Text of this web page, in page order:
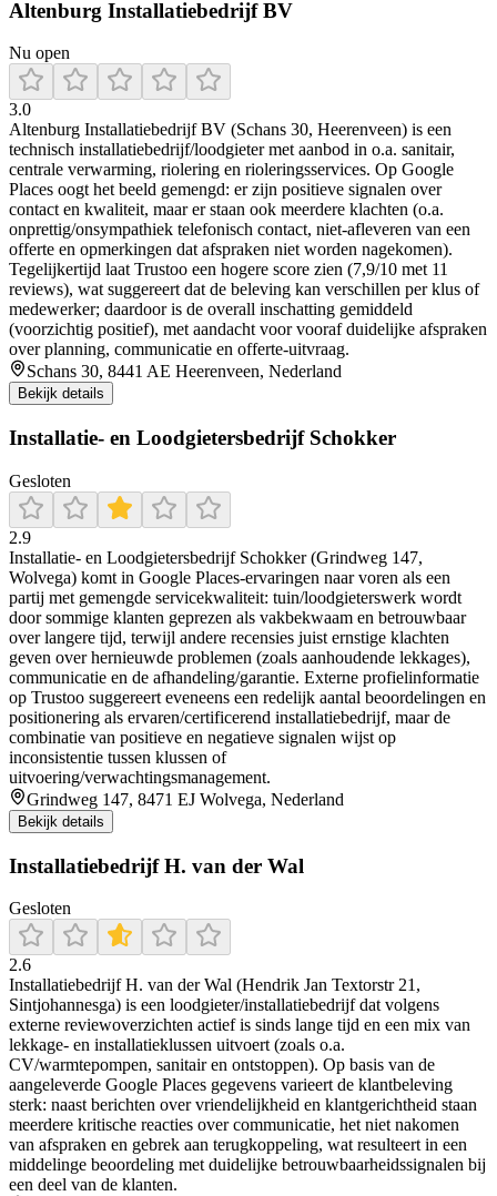
Altenburg Installatiebedrijf BV
Nu open
3.0
Altenburg Installatiebedrijf BV (Schans 30, Heerenveen) is een
technisch installatiebedrijf/loodgieter met aanbod in o.a. sanitair,
centrale verwarming, riolering en rioleringsservices. Op Google
Places oogt het beeld gemengd: er zijn positieve signalen over
contact en kwaliteit, maar er staan ook meerdere klachten (o.a.
onprettig/onsympathiek telefonisch contact, niet-afleveren van een
offerte en opmerkingen dat afspraken niet worden nagekomen).
Tegelijkertijd laat Trustoo een hogere score zien (7,9/10 met 11
reviews), wat suggereert dat de beleving kan verschillen per klus of
medewerker; daardoor is de overall inschatting gemiddeld
(voorzichtig positief), met aandacht voor vooraf duidelijke afspraken
over planning, communicatie en offerte-uitvraag.
Schans 30, 8441 AE Heerenveen, Nederland
Bekijk details
Installatie- en Loodgietersbedrijf Schokker
Gesloten
2.9
Installatie- en Loodgietersbedrijf Schokker (Grindweg 147,
Wolvega) komt in Google Places-ervaringen naar voren als een
partij met gemengde servicekwaliteit: tuin/loodgieterswerk wordt
door sommige klanten geprezen als vakbekwaam en betrouwbaar
over langere tijd, terwijl andere recensies juist ernstige klachten
geven over hernieuwde problemen (zoals aanhoudende lekkages),
communicatie en de afhandeling/garantie. Externe profielinformatie
op Trustoo suggereert eveneens een redelijk aantal beoordelingen en
positionering als ervaren/certificerend installatiebedrijf, maar de
combinatie van positieve en negatieve signalen wijst op
inconsistentie tussen klussen of
uitvoering/verwachtingsmanagement.
Grindweg 147, 8471 EJ Wolvega, Nederland
Bekijk details
Installatiebedrijf H. van der Wal
Gesloten
2.6
Installatiebedrijf H. van der Wal (Hendrik Jan Textorstr 21,
Sintjohannesga) is een loodgieter/installatiebedrijf dat volgens
externe reviewoverzichten actief is sinds lange tijd en een mix van
lekkage- en installatieklussen uitvoert (zoals o.a.
CV/warmtepompen, sanitair en ontstoppen). Op basis van de
aangeleverde Google Places gegevens varieert de klantbeleving
sterk: naast berichten over vriendelijkheid en klantgerichtheid staan
meerdere kritische reacties over communicatie, het niet nakomen
van afspraken en gebrek aan terugkoppeling, wat resulteert in een
middelinge beoordeling met duidelijke betrouwbaarheidssignalen bij
een deel van de klanten.